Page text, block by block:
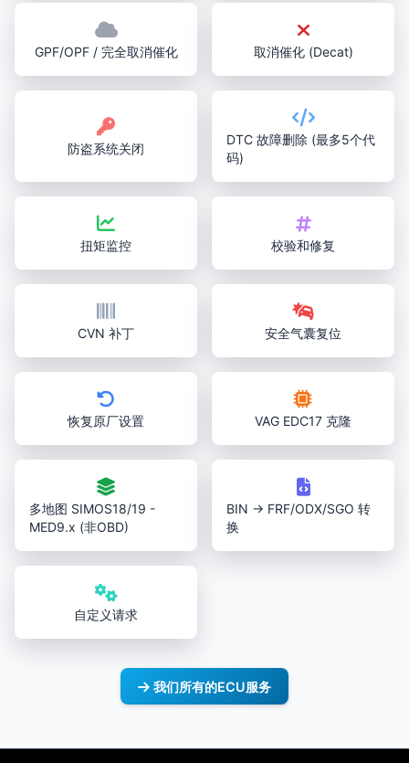
GPF/OPF / 完全取消催化 取消催化 (Decat)
防盗系统关闭
DTC 故障删除 (最多5个代
码)
扭矩监控 校验和修复
CVN 补丁 安全气囊复位
恢复原厂设置 VAG EDC17 克隆
多地图 SIMOS18/19 -
MED9.x (非OBD)
BIN → FRF/ODX/SGO 转
换
自定义请求
我们所有的ECU服务